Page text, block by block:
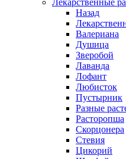
Лекарственные
Назад
Валериана
Душица
Зверобой
Лаванда
Лофант
Любисток
Пустырник
Разные
Расторопша
Скорцонера
Стевия
Цикорий